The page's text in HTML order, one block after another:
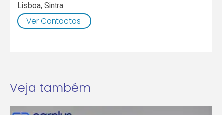
Lisboa,Sintra
Ver Contactos
Veja também